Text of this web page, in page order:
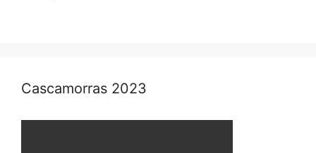
Cascamorras 2023